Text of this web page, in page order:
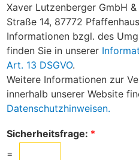
Xaver Lutzenberger GmbH
Straße 14, 87772
Informationen bzgl. des
finden Sie in unserer
Art. 13 DSGVO.
Weitere Informationen zur
innerhalb unserer Website
Datenschutzhinweisen.
Sicherheitsfrage: *
=